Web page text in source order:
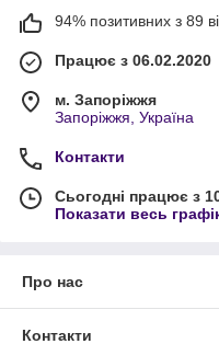
94% позитивних з 89
Працює з 06.02.2020
м. Запоріжжя
Запоріжжя, Україна
Контакти
Сьогодні працює з
Показати весь
Про нас
Контакти